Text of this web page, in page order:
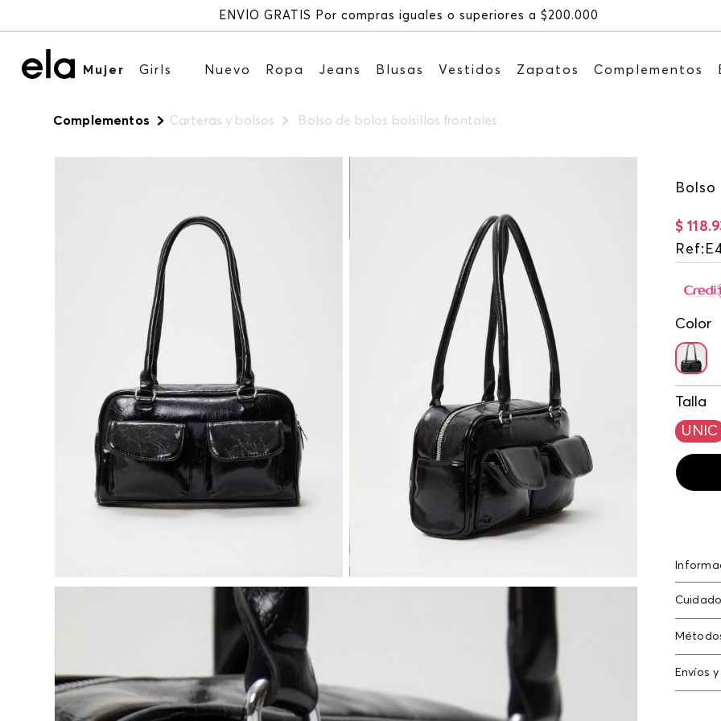
Recibe: 15%OFF suscribiéndote a
Mujer Girls Nuevo Ropa Jeans Blusas Vestidos Zapatos Complementos
Complementos Carteras y bolsos Bolso de bolos bolsillos frontales
$ 118.
Ref:
Color
Talla
UNIC
Bolso
Solo
Envíos